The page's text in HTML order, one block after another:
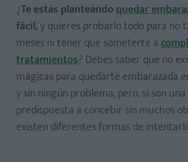
¿Te estás planteandoquedar
fácil,y quieres probarlo todo para no
meses ni tener que someterte a
tratamientos? Debes saber que no
mágicas para quedarte embarazada
y sin ningún problema, pero, si son
predispuesta a concebir sin muchos
existen diferentes formas de